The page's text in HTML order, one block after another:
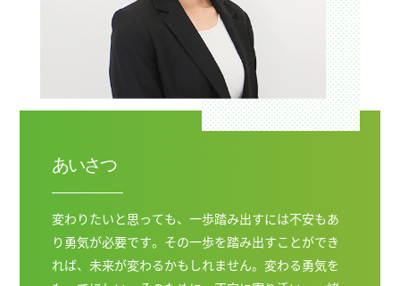
あいさつ
変わりたいと思っても、一歩踏み出すには不安もあ
り勇気が必要です。その一歩を踏み出すことができ
れば、未来が変わるかもしれません。変わる勇気を